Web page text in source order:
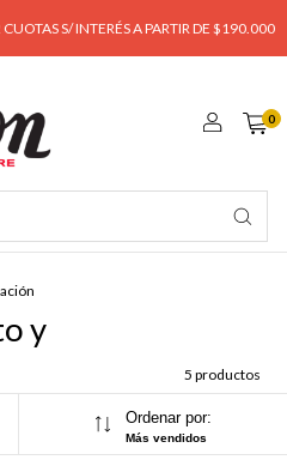
S/ INTERÉS A PARTIR DE $190.000
0
y
5 productos
Ordenar por:
Más vendidos